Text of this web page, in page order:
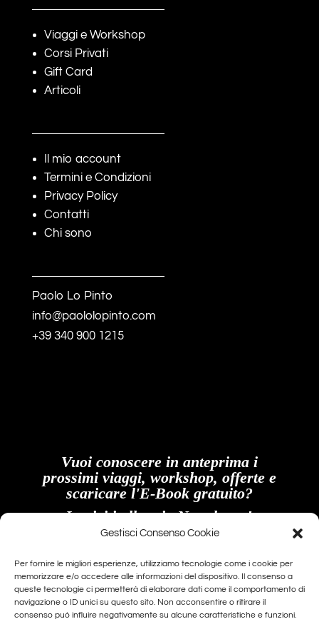
Gestisci Consenso Cookie
Per fornire le migliori esperienze, utilizziamo tecnologie come i cookie per
memorizzare e/o accedere alle informazioni del dispositivo. Il consenso a
queste tecnologie ci permetterà di elaborare dati come il comportamento di
navigazione o ID unici su questo sito. Non acconsentire o ritirare il
consenso può influire negativamente su alcune caratteristiche e funzioni.
Viaggi e Workshop
Corsi Privati
Gift Card
Articoli
Il mio account
Termini e Condizioni
Privacy Policy
Contatti
Chi sono
Paolo Lo Pinto
info@paololopinto.com
+39 340 900 1215
Vuoi conoscere in anteprima i
prossimi viaggi, workshop, offerte e
scaricare l'E-Book gratuito?
Iscriviti alla mia Newsletter!
Email
Procedendo accetti la privacy policy